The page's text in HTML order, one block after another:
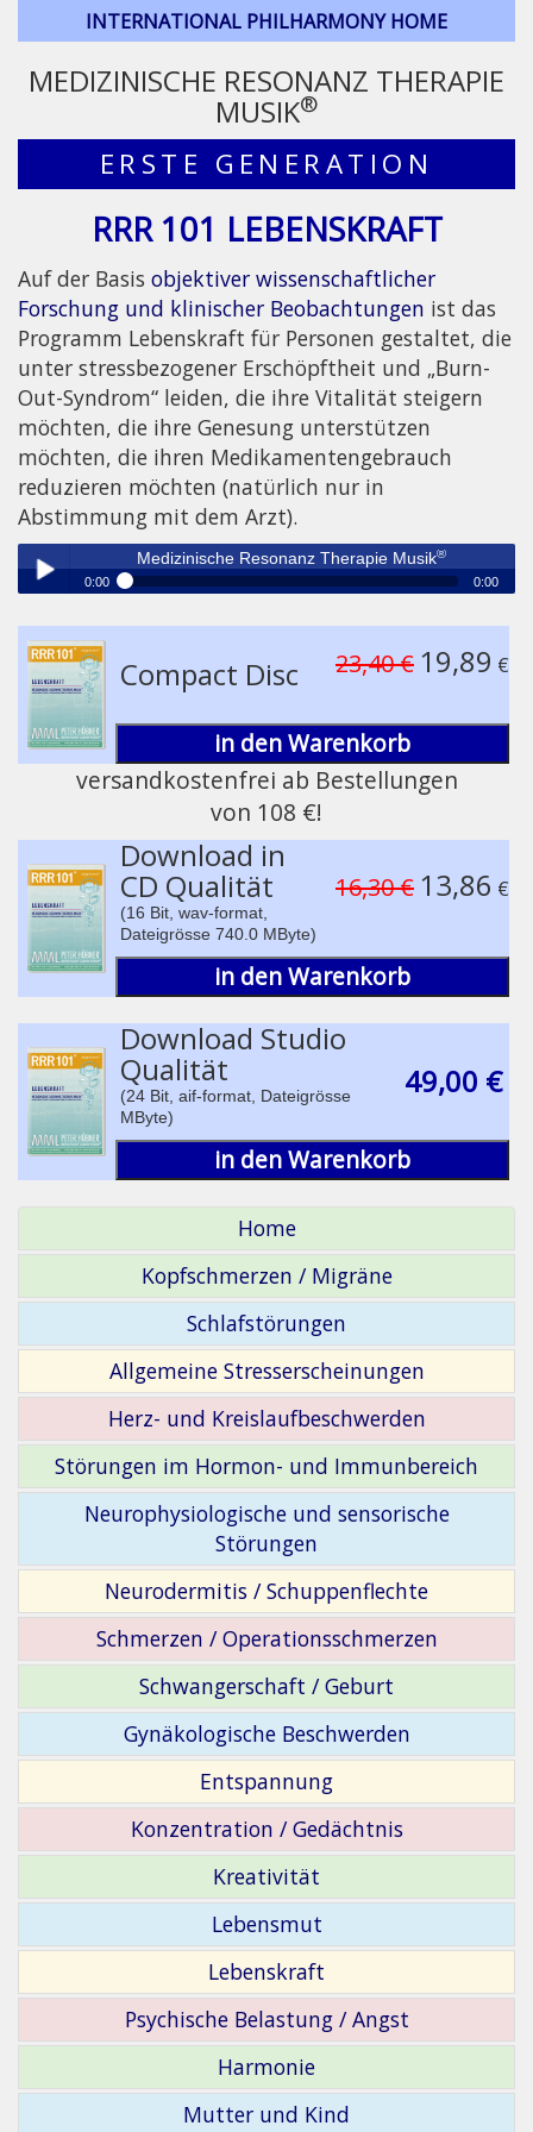
INTERNATIONAL PHILHARMONY HOME
MEDIZINISCHE RESONANZ THERAPIE
MUSIK®
ERSTE GENERATION
RRR 101 LEBENSKRAFT
Auf der Basis objektiver wissenschaftlicher
Forschung und klinischer Beobachtungen ist das
Programm Lebenskraft für Personen gestaltet, die
unter stressbezogener Erschöpftheit und „Burn-
Out-Syndrom“ leiden, die ihre Vitalität steigern
möchten, die ihre Genesung unterstützen
möchten, die ihren Medikamentengebrauch
reduzieren möchten (natürlich nur in
Abstimmung mit dem Arzt).
Play /
Medizinische Resonanz Therapie Musik®
0:00 0:00
Compact Disc 23,40 € 19,89 €
in den Warenkorb
versandkostenfrei ab Bestellungen
von 108 €!
Download in
CD Qualität
(16 Bit, wav-format,
Dateigrösse 740.0 MByte)
16,30 € 13,86 €
in den Warenkorb
Download Studio
Qualität
(24 Bit, aif-format, Dateigrösse
MByte)
49,00 €
in den Warenkorb
Home
Kopfschmerzen / Migräne
Schlafstörungen
Allgemeine Stresserscheinungen
Herz- und Kreislaufbeschwerden
Störungen im Hormon- und Immunbereich
Neurophysiologische und sensorische
Störungen
Neurodermitis / Schuppenflechte
Schmerzen / Operationsschmerzen
Schwangerschaft / Geburt
Gynäkologische Beschwerden
Entspannung
Konzentration / Gedächtnis
Kreativität
Lebensmut
Lebenskraft
Psychische Belastung / Angst
Harmonie
Mutter und Kind